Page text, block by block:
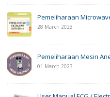
Pemeliharaan
28 March 2023
Pemeliharaan Mesin
01 March 2023